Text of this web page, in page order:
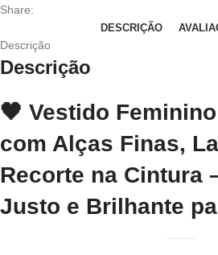
Share:
DESCRIÇÃO
Descrição
Descrição
🖤 Vestido
com Alças Finas,
Recorte na Cintura
Justo e Brilhante